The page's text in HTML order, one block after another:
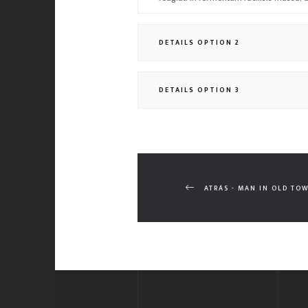
DETAILS OPTION 2
DETAILS OPTION 3
ATRÁS - MAN IN OLD